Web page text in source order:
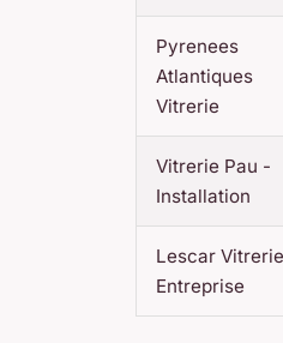
Pyrenees
Atlantiques
Vitrerie
Vitrerie Pau -
Installation
Lescar
Entreprise